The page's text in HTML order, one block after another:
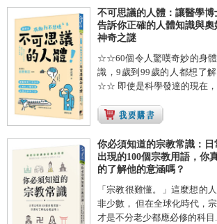
不可思議的人體：讓醫學博
告訴你正確的人體知識與奧
神奇之謎
☆☆60個令人驚嘆奇妙的身
識，9歲到99歲的人都想了解
☆☆ 即使是科學發達的現在，
你必須知道的宗教常識：日
出現的100個宗教用語，你
的了解他的意涵嗎？
「宗教很難懂。」這麼想的
非少數， 但在全球化時代，
才是不分老少都應必修的科目...